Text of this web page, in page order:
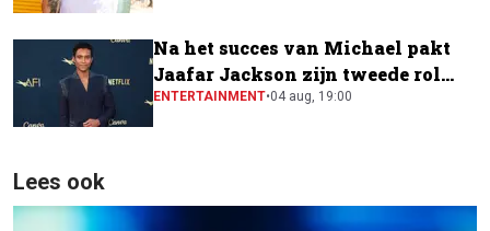
Na het succes van Michael pakt
Jaafar Jackson zijn tweede rol
naast Will Smith
ENTERTAINMENT•04 aug, 19:00
Lees ook